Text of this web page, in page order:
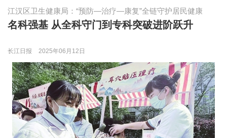
江汉区卫生健康局：“预防—治疗—康复”全链守护居民健康
名科强基 从全科守门到专科突破进阶跃升
长江日报 2025年06月12日